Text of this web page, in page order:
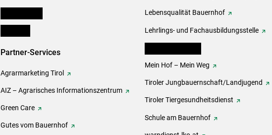
Partner-Services
Agrarmarketing Tirol
AIZ – Agrarisches Informationszentrum
Green Care
Gutes vom Bauernhof
Lebensqualität Bauernhof
Lehrlings- und Fachausbildungsstelle
Mein Hof – Mein Weg
Tiroler Jungbauernschaft/Landjugend
Tiroler Tiergesundheitsdienst
Schule am Bauernhof